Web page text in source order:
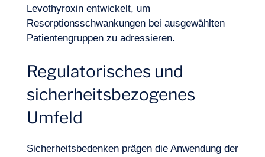
Levothyroxin entwickelt, um
Resorptionsschwankungen bei ausgewählten
Patientengruppen zu adressieren.
Regulatorisches und
sicherheitsbezogenes
Umfeld
Sicherheitsbedenken prägen die Anwendung der